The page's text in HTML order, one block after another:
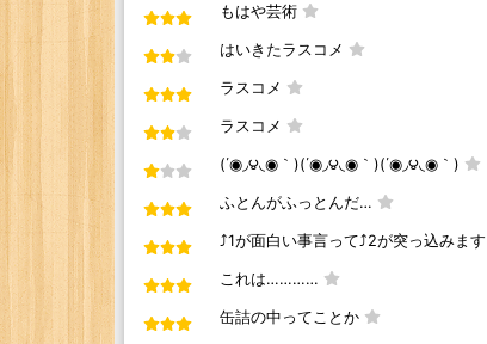
もはや芸術
はいきたラスコメ
ラスコメ
ラスコメ
(΄◉◞౪◟◉｀)(΄◉◞౪◟◉｀)(΄◉◞౪◟◉｀)
ふとんがふっとんだ…
⤴1が面白い事言って⤴2が突っ込みます
これは…………
缶詰の中ってことか